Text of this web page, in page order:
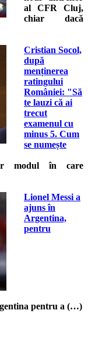
al CFR Cluj,
chiar dacă
Cristian Socol,
după
menținerea
ratingului
României: "Să
te lauzi că ai
trecut
examenul cu
minus 5. Cum
se numește
modul în care
Lionel Messi a
ajuns în
Argentina,
pentru
pentru a (…)